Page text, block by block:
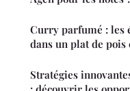
Curry parfumé : les
dans un plat de pois
Stratégies